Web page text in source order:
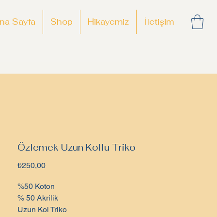
Sayfa Shop Hikayemiz İletişim
Özlemek Uzun Kollu Triko
₺250,00Fiyat
%50 Koton
% 50 Akrilik
Uzun Kol Triko